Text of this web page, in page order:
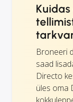
Broneeri
saad
Directo
üles oma